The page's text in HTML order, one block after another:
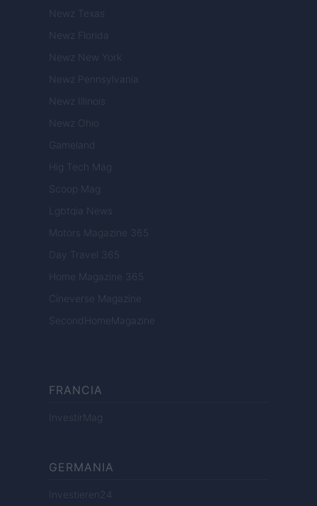
Newz Texas
Newz Florida
Newz New York
Newz Pennsylvania
Newz Illinois
Newz Ohio
Gameland
Hig Tech Mag
Scoop Mag
Lgbtqia News
Motors Magazine 365
Day Travel 365
Home Magazine 365
Cineverse Magazine
SecondHomeMagazine
FRANCIA
InvestirMag
GERMANIA
Investieren24